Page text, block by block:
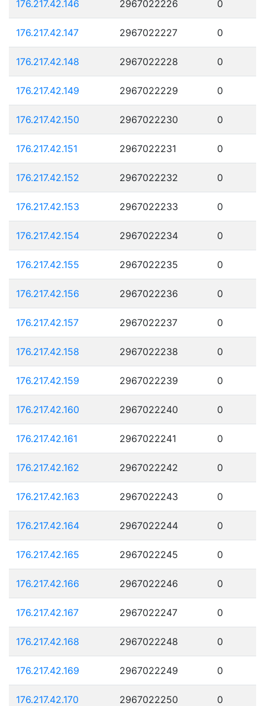
176.217.42.146 2967022226 0
176.217.42.147 2967022227 0
176.217.42.148 2967022228 0
176.217.42.149 2967022229 0
176.217.42.150 2967022230 0
176.217.42.151 2967022231 0
176.217.42.152 2967022232 0
176.217.42.153 2967022233 0
176.217.42.154 2967022234 0
176.217.42.155 2967022235 0
176.217.42.156 2967022236 0
176.217.42.157 2967022237 0
176.217.42.158 2967022238 0
176.217.42.159 2967022239 0
176.217.42.160 2967022240 0
176.217.42.161 2967022241 0
176.217.42.162 2967022242 0
176.217.42.163 2967022243 0
176.217.42.164 2967022244 0
176.217.42.165 2967022245 0
176.217.42.166 2967022246 0
176.217.42.167 2967022247 0
176.217.42.168 2967022248 0
176.217.42.169 2967022249 0
176.217.42.170 2967022250 0